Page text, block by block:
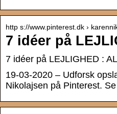
http s://www.pinterest.dk ›
7 idéer på
7 idéer på LEJLIGHED :
19-03-2020 – Udforsk
Nikolajsen på Pinterest.